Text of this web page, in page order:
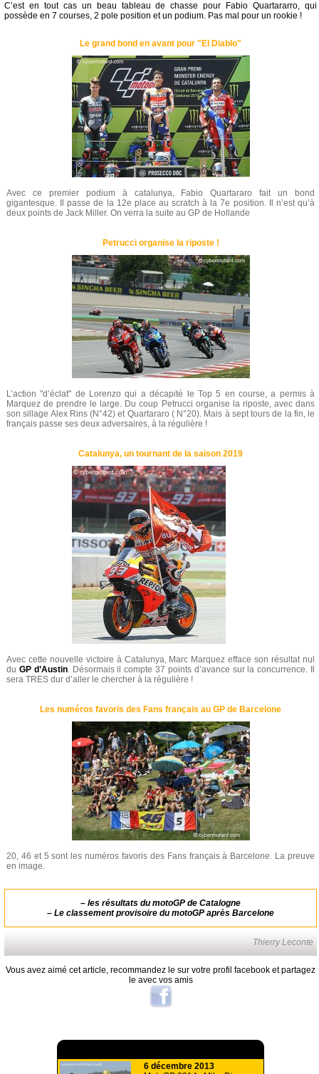
C’est en tout cas un beau tableau de chasse pour Fabio Quartararro, qui
possède en 7 courses, 2 pole position et un podium. Pas mal pour un rookie !
Le grand bond en avant pour "El Diablo"
Avec ce premier podium à catalunya, Fabio Quartararo fait un bond
gigantesque. Il passe de la 12e place au scratch à la 7e position. Il n’est qu’à
deux points de Jack Miller. On verra la suite au GP de Hollande
Petrucci organise la riposte !
L’action "d’éclat" de Lorenzo qui a décapité le Top 5 en course, a permis à
Marquez de prendre le large. Du coup Petrucci organise la riposte, avec dans
son sillage Alex Rins (N°42) et Quartararo ( N°20). Mais à sept tours de la fin, le
français passe ses deux adversaires, à la régulière !
Catalunya, un tournant de la saison 2019
Avec cette nouvelle victoire à Catalunya, Marc Marquez efface son résultat nul
du GP d’Austin. Désormais il compte 37 points d’avance sur la concurrence. Il
sera TRES dur d’aller le chercher à la régulière !
Les numéros favoris des Fans français au GP de Barcelone
20, 46 et 5 sont les numéros favoris des Fans français à Barcelone. La preuve
en image.
– les résultats du motoGP de Catalogne
– Le classement provisoire du motoGP après Barcelone
Thierry Leconte
Vous avez aimé cet article, recommandez le sur votre profil facebook et partagez
le avec vos amis
6 décembre 2013